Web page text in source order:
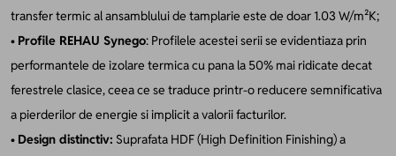
transfer termic al ansamblului de tamplarie este de doar 1.03 W/m²K;
• Profile REHAU Synego: Profilele acestei serii se evidentiaza prin
performantele de izolare termica cu pana la 50% mai ridicate decat
ferestrele clasice, ceea ce se traduce printr-o reducere semnificativa
a pierderilor de energie si implicit a valorii facturilor.
• Design distinctiv: Suprafata HDF (High Definition Finishing) a